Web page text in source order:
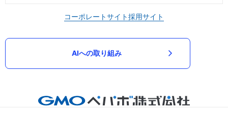
コーポレートサイト採用サイト
AIへの取り組み